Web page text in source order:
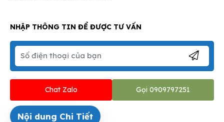
NHẬP THÔNG TIN ĐỂ ĐƯỢC TƯ VẤN
Chat Zalo Gọi 0909797251
Nội dung Chi Tiết